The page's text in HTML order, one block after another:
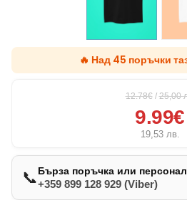
🔥 Над 45 поръчки
12.78€ / 25,00
9.99€
19,53 лв.
📞Бърза поръчка или
+359 899 128 929 (Viber)